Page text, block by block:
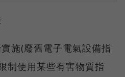
施(廢舊電子電氣設備指
制使用某些有害物質指